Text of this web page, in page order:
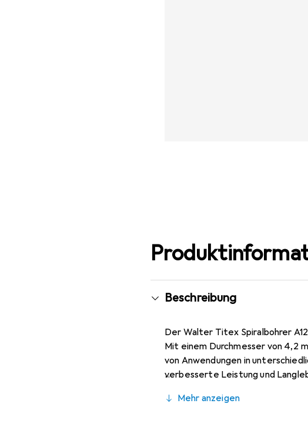
Beschreibung
Der Walter Titex Spiralbohrer
Mit einem Durchmesser von 4,2
von Anwendungen in
verbesserte Leistung und
Stück, was eine effiziente
Mehr anzeigen